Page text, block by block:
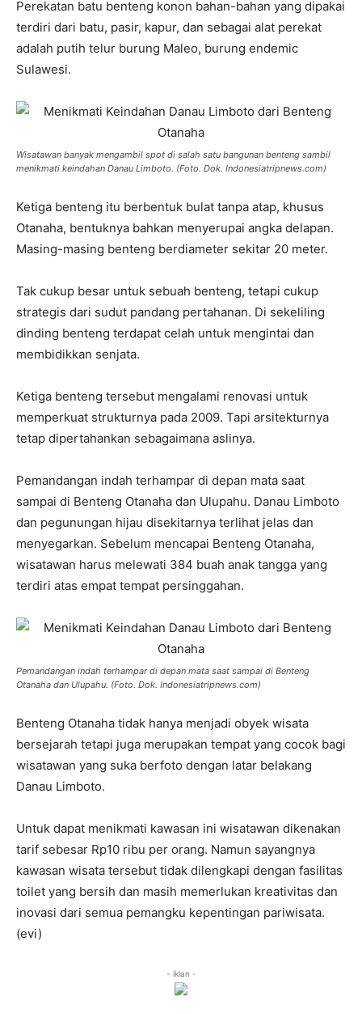
Perekatan batu benteng konon bahan-bahan yang dipakai
terdiri dari batu, pasir, kapur, dan sebagai alat perekat
adalah putih telur burung Maleo, burung endemic
Sulawesi.
Wisatawan banyak mengambil spot di salah satu bangunan benteng sambil
menikmati keindahan Danau Limboto. (Foto. Dok. Indonesiatripnews.com)
Ketiga benteng itu berbentuk bulat tanpa atap, khusus
Otanaha, bentuknya bahkan menyerupai angka delapan.
Masing-masing benteng berdiameter sekitar 20 meter.
Tak cukup besar untuk sebuah benteng, tetapi cukup
strategis dari sudut pandang pertahanan. Di sekeliling
dinding benteng terdapat celah untuk mengintai dan
membidikkan senjata.
Ketiga benteng tersebut mengalami renovasi untuk
memperkuat strukturnya pada 2009. Tapi arsitekturnya
tetap dipertahankan sebagaimana aslinya.
Pemandangan indah terhampar di depan mata saat
sampai di Benteng Otanaha dan Ulupahu. Danau Limboto
dan pegunungan hijau disekitarnya terlihat jelas dan
menyegarkan. Sebelum mencapai Benteng Otanaha,
wisatawan harus melewati 384 buah anak tangga yang
terdiri atas empat tempat persinggahan.
Pemandangan indah terhampar di depan mata saat sampai di Benteng
Otanaha dan Ulupahu. (Foto. Dok. Indonesiatripnews.com)
Benteng Otanaha tidak hanya menjadi obyek wisata
bersejarah tetapi juga merupakan tempat yang cocok bagi
wisatawan yang suka berfoto dengan latar belakang
Danau Limboto.
Untuk dapat menikmati kawasan ini wisatawan dikenakan
tarif sebesar Rp10 ribu per orang. Namun sayangnya
kawasan wisata tersebut tidak dilengkapi dengan fasilitas
toilet yang bersih dan masih memerlukan kreativitas dan
inovasi dari semua pemangku kepentingan pariwisata.
(evi)
- iklan -